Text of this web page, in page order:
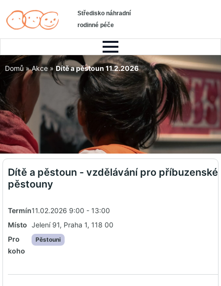
Středisko náhradní
rodinné péče
Domů » Akce » Dítě a pěstoun 11.2.2026
Dítě a pěstoun - vzdělávání pro příbuzenské
pěstouny
Termín11.02.2026 9:00 - 13:00
Místo Jelení 91, Praha 1, 118 00
Pro
koho
Pěstouni